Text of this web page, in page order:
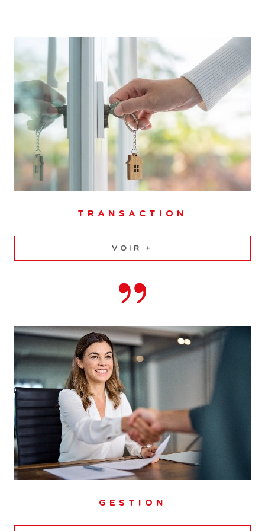
Nous avons une parfaite connaissance du marché
immobilier à Besançon et pouvons vous fournir une
évaluation précise de la valeur de votre bien. Que vous
soyez un vendeur cherchant à maximiser votre profit ou
un acheteur souhaitant faire une offre juste, nous sommes
là pour vous aider.
Faites appel à notre service d'estimation immobilière à
Besançon.
Contacter notre agence
immobilière
Pour tous vos besoins en matière d’immobilier, que ce soit
l'estimation, Abithéa Besançon est à votre disposition.
Contactez-nous afin de concrétiser votre projet et de
dédiés.
Notre équipe dévouée est à l'écoute de toutes vos
questions et est prête à vous fournir l'assistance dont
vous avez besoin. Nous sommes l'agence immobilière
de proximité surlaquelle vous pouvez compter.
TRANSACTION
VOIR +
GESTION